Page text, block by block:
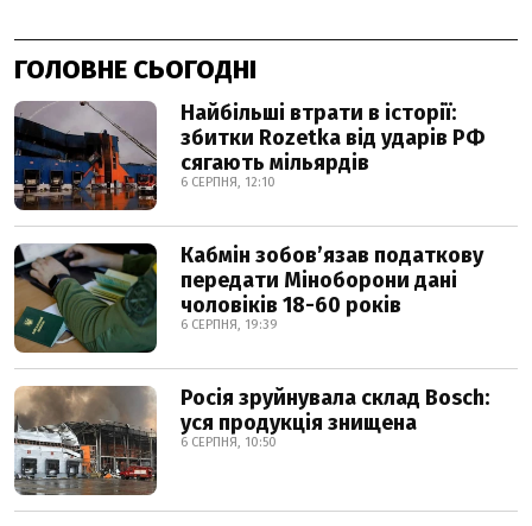
ГОЛОВНЕ СЬОГОДНІ
Найбільші втрати в історії:
збитки Rozetka від ударів РФ
сягають мільярдів
6 СЕРПНЯ, 12:10
Кабмін зобовʼязав податкову
передати Міноборони дані
чоловіків 18-60 років
6 СЕРПНЯ, 19:39
Росія зруйнувала склад Bosch:
уся продукція знищена
6 СЕРПНЯ, 10:50